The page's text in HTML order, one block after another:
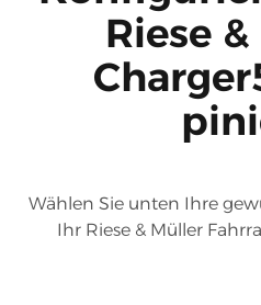
Riese
Wählen Sie unten Ihre
Ihr Riese & Müller